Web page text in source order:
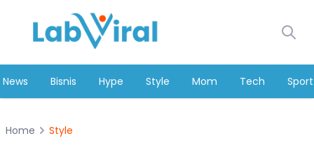
News Bisnis Hype Style Mom Tech Sport
Home Style